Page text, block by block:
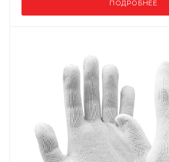
ПОДРОБНЕЕ